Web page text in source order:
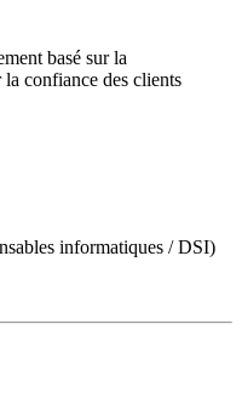
basé sur la
confiance des clients
informatiques / DSI)